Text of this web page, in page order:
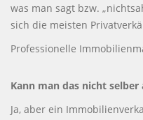
was man sagt bzw.
sich die meisten
Professionelle
Kann man das nicht selber
Ja, aber ein